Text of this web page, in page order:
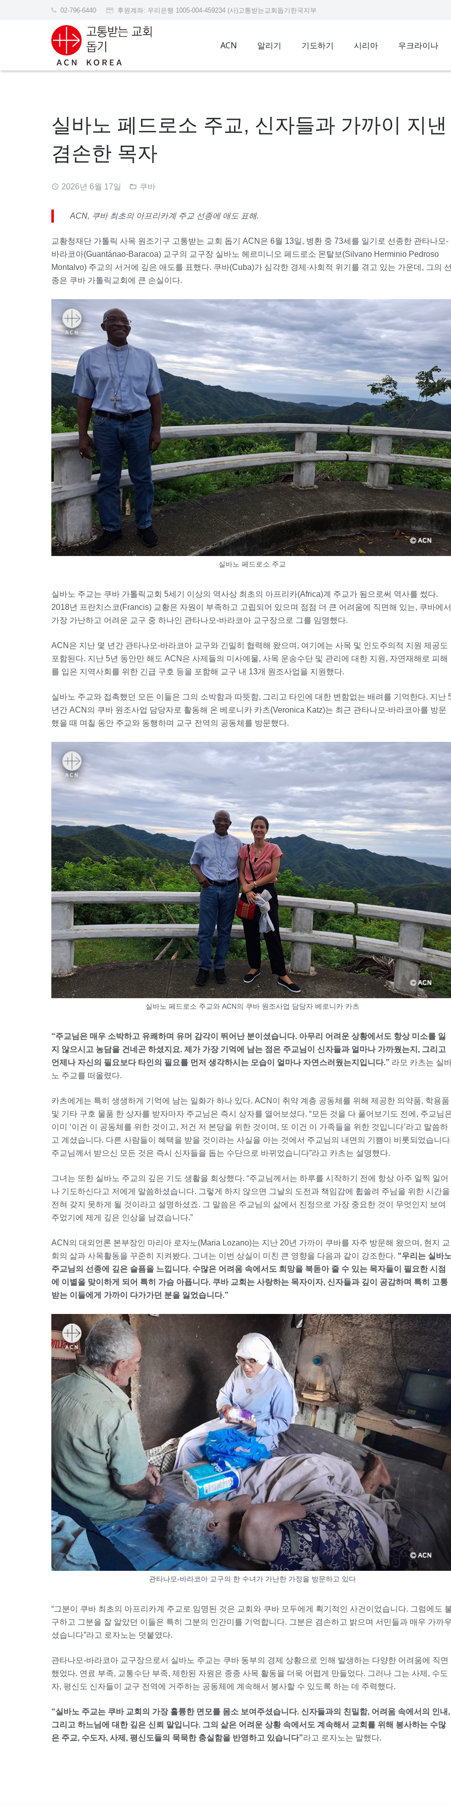
02-796-6440 후원계좌: 우리은행 1005-004-459234 (사)고통받는교회돕기한국지부
ACN 알리기 기도하기 시리아 우크라이나
실바노 페드로소 주교, 신자들과 가까이 지낸
겸손한 목자
2026년 6월 17일 쿠바
ACN, 쿠바 최초의 아프리카계 주교 선종에 애도 표해.
교황청재단 가톨릭 사목 원조기구 고통받는 교회 돕기 ACN은 6월 13일, 병환 중 73세를 일기로 선종한 관타나모-
바라코아(Guantánao-Baracoa) 교구의 교구장 실바노 헤르미니오 페드로소 몬탈보(Silvano Herminio Pedroso
Montalvo) 주교의 서거에 깊은 애도를 표했다. 쿠바(Cuba)가 심각한 경제·사회적 위기를 겪고 있는 가운데, 그의
종은 쿠바 가톨릭교회에 큰 손실이다.
실바노 페드로소 주교
실바노 주교는 쿠바 가톨릭교회 5세기 이상의 역사상 최초의 아프리카(Africa)계 주교가 됨으로써 역사를 썼다.
2018년 프란치스코(Francis) 교황은 자원이 부족하고 고립되어 있으며 점점 더 큰 어려움에 직면해 있는, 쿠바에서
가장 가난하고 어려운 교구 중 하나인 관타나모-바라코아 교구장으로 그를 임명했다.
ACN은 지난 몇 년간 관타나모-바라코아 교구와 긴밀히 협력해 왔으며, 여기에는 사목 및 인도주의적 지원 제공도
포함된다. 지난 5년 동안만 해도 ACN은 사제들의 미사예물, 사목 운송수단 및 관리에 대한 지원, 자연재해로 피해
를 입은 지역사회를 위한 긴급 구호 등을 포함해 교구 내 13개 원조사업을 지원했다.
실바노 주교와 접촉했던 모든 이들은 그의 소박함과 따뜻함, 그리고 타인에 대한 변함없는 배려를 기억한다. 지난
년간 ACN의 쿠바 원조사업 담당자로 활동해 온 베로니카 카츠(Veronica Katz)는 최근 관타나모-바라코아를 방문
했을 때 며칠 동안 주교와 동행하며 교구 전역의 공동체를 방문했다.
실바노 페드로소 주교와 ACN의 쿠바 원조사업 담당자 베로니카 카츠
“주교님은 매우 소박하고 유쾌하며 유머 감각이 뛰어난 분이셨습니다. 아무리 어려운 상황에서도 항상 미소를 잃
지 않으시고 농담을 건네곤 하셨지요. 제가 가장 기억에 남는 점은 주교님이 신자들과 얼마나 가까웠는지, 그리고
언제나 자신의 필요보다 타인의 필요를 먼저 생각하시는 모습이 얼마나 자연스러웠는지입니다.” 라모 카츠는 실
노 주교를 떠올렸다.
카츠에게는 특히 생생하게 기억에 남는 일화가 하나 있다. ACN이 취약 계층 공동체를 위해 제공한 의약품, 학용품
및 기타 구호 물품 한 상자를 받자마자 주교님은 즉시 상자를 열어보셨다. “모든 것을 다 풀어보기도 전에, 주교님
이미 ‘이건 이 공동체를 위한 것이고, 저건 저 본당을 위한 것이며, 또 이건 이 가족들을 위한 것입니다’라고 말씀하
고 계셨습니다. 다른 사람들이 혜택을 받을 것이라는 사실을 아는 것에서 주교님의 내면의 기쁨이 비롯되었습니
주교님께서 받으신 모든 것은 즉시 신자들을 돕는 수단으로 바뀌었습니다”라고 카츠는 설명했다.
그녀는 또한 실바노 주교의 깊은 기도 생활을 회상했다. “주교님께서는 하루를 시작하기 전에 항상 아주 일찍 일어
나 기도하신다고 저에게 말씀하셨습니다. 그렇게 하지 않으면 그날의 도전과 책임감에 휩쓸려 주님을 위한 시간을
전혀 갖지 못하게 될 것이라고 설명하셨죠. 그 말씀은 주교님의 삶에서 진정으로 가장 중요한 것이 무엇인지 보여
주었기에 제게 깊은 인상을 남겼습니다.”
ACN의 대외언론 본부장인 마리아 로자노(Maria Lozano)는 지난 20년 가까이 쿠바를 자주 방문해 왔으며, 현지 교
회의 삶과 사목활동을 꾸준히 지켜봤다. 그녀는 이번 상실이 미친 큰 영향을 다음과 같이 강조한다. “우리는 실바
주교님의 선종에 깊은 슬픔을 느낍니다. 수많은 어려움 속에서도 희망을 북돋아 줄 수 있는 목자들이 필요한 시점
에 이별을 맞이하게 되어 특히 가슴 아픕니다. 쿠바 교회는 사랑하는 목자이자, 신자들과 깊이 공감하며 특히 고통
받는 이들에게 가까이 다가가던 분을 잃었습니다.”
관타나모-바라코아 교구의 한 수녀가 가난한 가정을 방문하고 있다
“그분이 쿠바 최초의 아프리카계 주교로 임명된 것은 교회와 쿠바 모두에게 획기적인 사건이었습니다. 그럼에도
구하고 그분을 잘 알았던 이들은 특히 그분의 인간미를 기억합니다. 그분은 겸손하고 밝으며 서민들과 매우 가까
셨습니다”라고 로자노는 덧붙였다.
관타나모-바라코아 교구장으로서 실바노 주교는 쿠바 동부의 경제 상황으로 인해 발생하는 다양한 어려움에 직면
했었다. 연료 부족, 교통수단 부족, 제한된 자원은 종종 사목 활동을 더욱 어렵게 만들었다. 그러나 그는 사제, 수도
자, 평신도 신자들이 교구 전역에 거주하는 공동체에 계속해서 봉사할 수 있도록 하는 데 주력했다.
“실바노 주교는 쿠바 교회의 가장 훌륭한 면모를 몸소 보여주셨습니다. 신자들과의 친밀함, 어려움 속에서의 인내,
그리고 하느님에 대한 깊은 신뢰 말입니다. 그의 삶은 어려운 상황 속에서도 계속해서 교회를 위해 봉사하는 수많
은 주교, 수도자, 사제, 평신도들의 묵묵한 충실함을 반영하고 있습니다”라고 로자노는 말했다.